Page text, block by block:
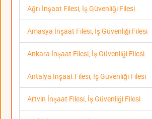
Ağrı İnşaat Filesi, İş Güvenliği Filesi
Amasya İnşaat Filesi, İş Güvenliği Filesi
Ankara İnşaat Filesi, İş Güvenliği Filesi
Antalya İnşaat Filesi, İş Güvenliği Filesi
Artvin İnşaat Filesi, İş Güvenliği Filesi